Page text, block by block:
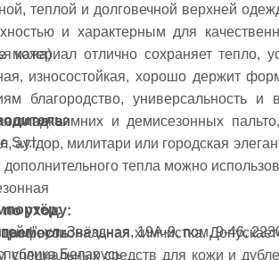
теплой и долговечной верхней
и характерным для
материал отлично сохраняет тепло,
износостойкая, хорошо держит
благородство, универсальность
зимних и демисезонных
аутдор, милитари или городская
тепла можно
уходу:
химчистка.
специальных средств для кожи и
кожа)
гладкая
S.r.l.
ул. Звёздная, 19А-9, пом. 9-46,
Беларусь